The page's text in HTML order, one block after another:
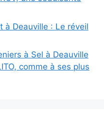
à Deauville : Le réveil
à Sel à Deauville
comme à ses plus